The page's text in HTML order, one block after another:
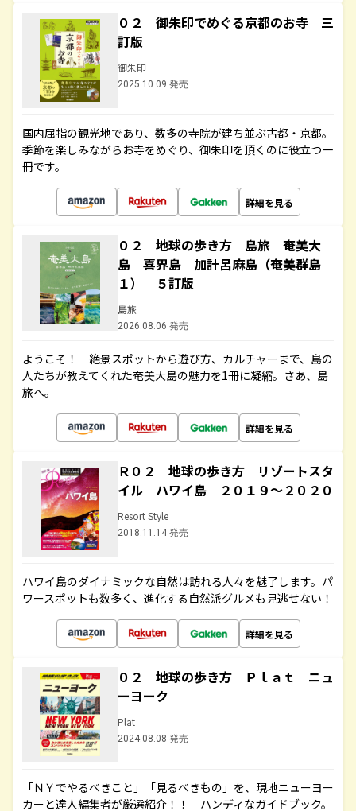
０２ 御朱印でめぐる京都のお寺 三
訂版
御朱印
2025.10.09 発売
国内屈指の観光地であり、数多の寺院が建ち並ぶ古都・京都。
季節を楽しみながらお寺をめぐり、御朱印を頂くのに役立つ一
冊です。
詳細を見る
０２ 地球の歩き方 島旅 奄美大
島 喜界島 加計呂麻島（奄美群島
１） ５訂版
島旅
2026.08.06 発売
ようこそ！ 絶景スポットから遊び方、カルチャーまで、島の
人たちが教えてくれた奄美大島の魅力を1冊に凝縮。さあ、島
旅へ。
詳細を見る
Ｒ０２ 地球の歩き方 リゾートスタ
イル ハワイ島 ２０１９～２０２０
Resort Style
2018.11.14 発売
ハワイ島のダイナミックな自然は訪れる人々を魅了します。パ
ワースポットも数多く、進化する自然派グルメも見逃せない！
詳細を見る
０２ 地球の歩き方 Ｐｌａｔ ニュ
ーヨーク
Plat
2024.08.08 発売
「ＮＹでやるべきこと」「見るべきもの」を、現地ニューヨー
カーと達人編集者が厳選紹介！！ ハンディなガイドブック。